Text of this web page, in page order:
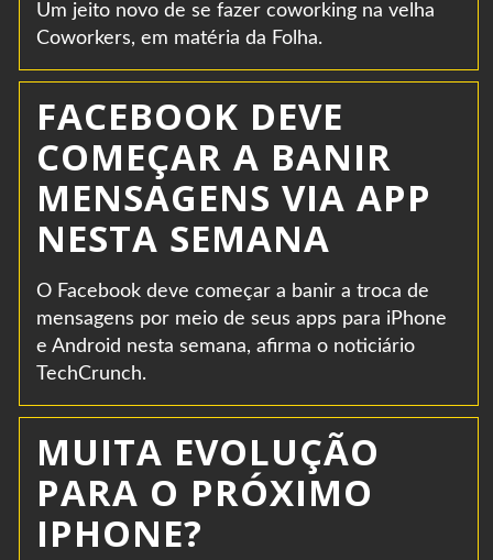
Um jeito novo de se fazer coworking na velha
Coworkers, em matéria da Folha.
FACEBOOK DEVE
COMEÇAR A BANIR
MENSAGENS VIA APP
NESTA SEMANA
O Facebook deve começar a banir a troca de
mensagens por meio de seus apps para iPhone
e Android nesta semana, afirma o noticiário
TechCrunch.
MUITA EVOLUÇÃO
PARA O PRÓXIMO
IPHONE?